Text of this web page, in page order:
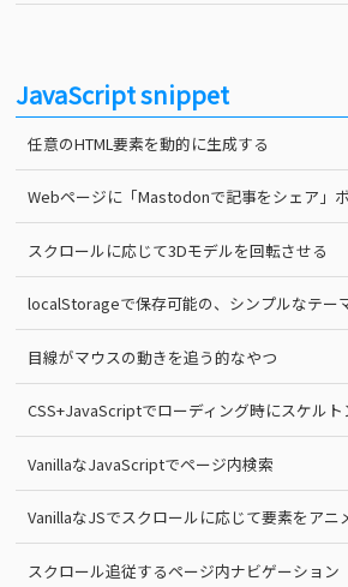
JavaScript snippet
任意のHTML要素を動的に生成する
Webページに「Mastodonで記事をシェア」
スクロールに応じて3Dモデルを回転させる
localStorageで保存可能の、シンプルなテー
目線がマウスの動きを追う的なやつ
CSS+JavaScriptでローディング時にスケルト
VanillaなJavaScriptでページ内検索
VanillaなJSでスクロールに応じて要素をアニ
スクロール追従するページ内ナビゲーション